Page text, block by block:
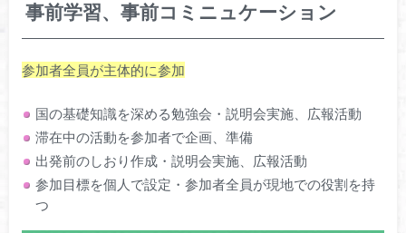
事前学習、事前コミニュケーション
参加者全員が主体的に参加
国の基礎知識を深める勉強会・説明会実施、広報活動
滞在中の活動を参加者で企画、準備
出発前のしおり作成・説明会実施、広報活動
参加目標を個人で設定・参加者全員が現地での役割を持
つ